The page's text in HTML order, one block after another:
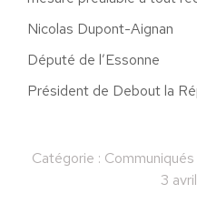
Nicolas Dupont-Aignan
Député de l’Essonne
Président de Debout la
Catégorie : Communiqués
3